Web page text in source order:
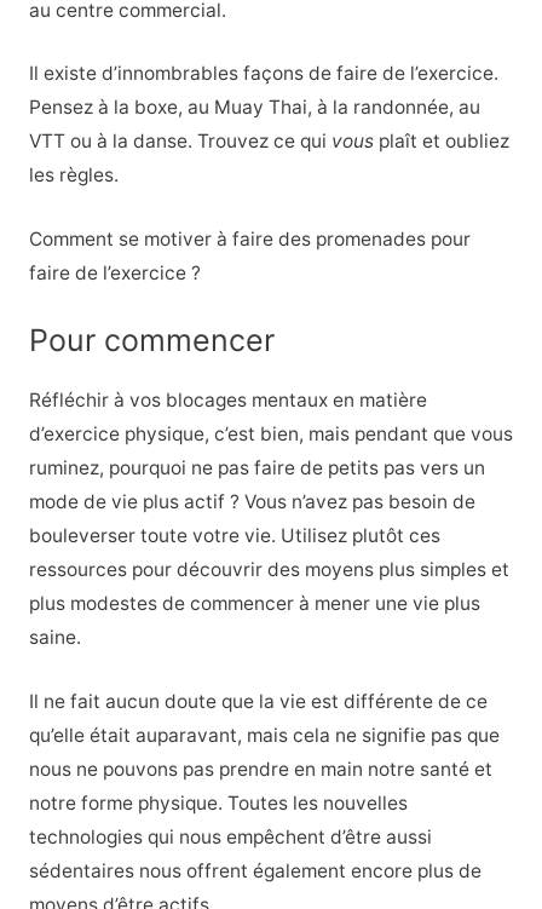
au centre commercial.
Il existe d’innombrables façons de faire de l’exercice.
Pensez à la boxe, au Muay Thai, à la randonnée, au
VTT ou à la danse. Trouvez ce qui vousplaît et oubliez
les règles.
Comment se motiver à faire des promenades pour
faire de l’exercice ?
Pour commencer
Réfléchir à vos blocages mentaux en matière
d’exercice physique, c’est bien, mais pendant que vous
ruminez, pourquoi ne pas faire de petits pas vers un
mode de vie plus actif ? Vous n’avez pas besoin de
bouleverser toute votre vie. Utilisez plutôt ces
ressources pour découvrir des moyens plus simples et
plus modestes de commencer à mener une vie plus
saine.
Il ne fait aucun doute que la vie est différente de ce
qu’elle était auparavant, mais cela ne signifie pas que
nous ne pouvons pas prendre en main notre santé et
notre forme physique. Toutes les nouvelles
technologies qui nous empêchent d’être aussi
sédentaires nous offrent également encore plus de
moyens d’être actifs.